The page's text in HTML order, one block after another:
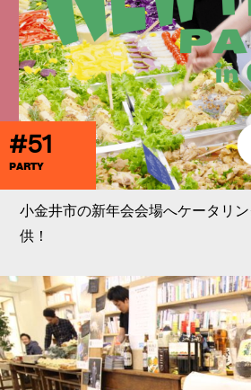
#51
PARTY
小金井市の新年会会場へケータリ
供！